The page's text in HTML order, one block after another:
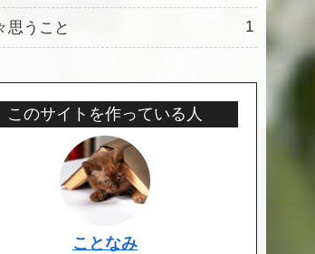
思うこと 1
このサイトを作っている人
ことなみ